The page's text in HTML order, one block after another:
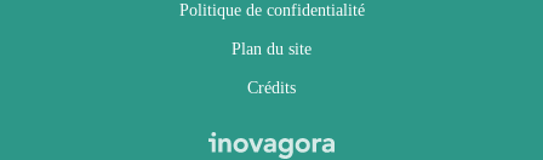
Politique de confidentialité
Plan du site
Crédits